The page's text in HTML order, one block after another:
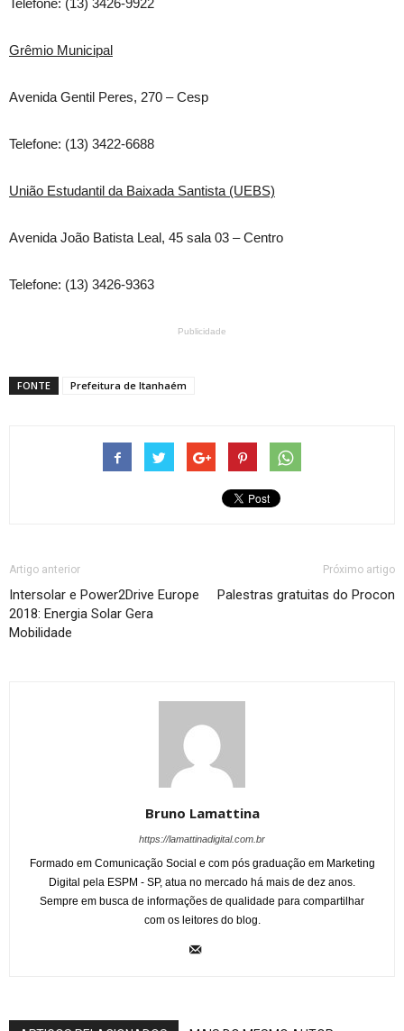
Telefone: (13) 3426-9922
Grêmio Municipal
Avenida Gentil Peres, 270 – Cesp
Telefone: (13) 3422-6688
União Estudantil da Baixada Santista (UEBS)
Avenida João Batista Leal, 45 sala 03 – Centro
Telefone: (13) 3426-9363
Publicidade
FONTE Prefeitura de Itanhaém
Artigo anterior
Intersolar e Power2Drive Europe
2018: Energia Solar Gera
Mobilidade
Próximo artigo
Palestras gratuitas do Procon
Bruno Lamattina
https://lamattinadigital.com.br
Formado em Comunicação Social e com pós graduação em Marketing
Digital pela ESPM - SP, atua no mercado há mais de dez anos.
Sempre em busca de informações de qualidade para compartilhar
com os leitores do blog.